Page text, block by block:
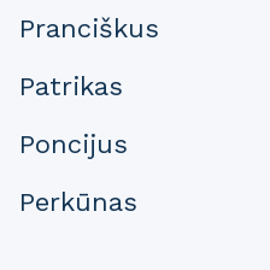
Pranciškus
Patrikas
Poncijus
Perkūnas